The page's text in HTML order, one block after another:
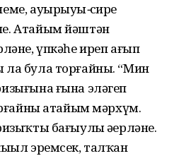
ауырыуы-сире
Атайым йәштән
үпкәһе иреп ағып
була торғайны. “Мин
ғына эләгеп
атайым мәрхүм.
бағыулы әҙерләне.
эремсек, талҡан